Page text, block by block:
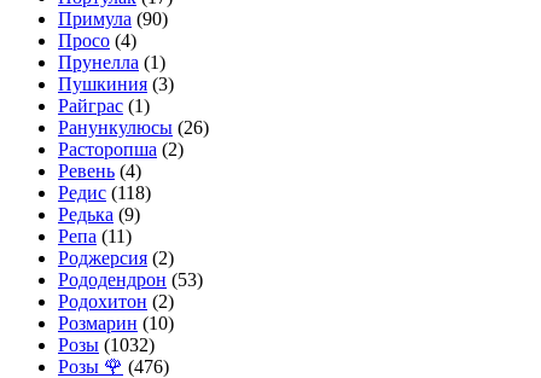
Примула (90)
Просо (4)
Прунелла (1)
Пушкиния (3)
Райграс (1)
Ранункулюсы (26)
Расторопша (2)
Ревень (4)
Редис (118)
Редька (9)
Репа (11)
Роджерсия (2)
Рододендрон (53)
Родохитон (2)
Розмарин (10)
Розы (1032)
Розы 🌹 (476)